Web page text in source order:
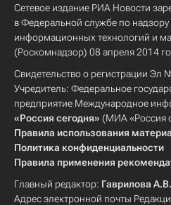
Сетевое издание РИА Новости
в Федеральной службе по надзору
информационных технологий и
(Роскомнадзор) 08 апреля 2014
Свидетельство о регистрации
Учредитель: Федеральное
предприятие Международное
«Россия сегодня» (МИА «Россия
Правила использования
Политика конфиденциальности
Правила применения
Главный редактор: Гаврилова А.В.
Адрес электронной почты